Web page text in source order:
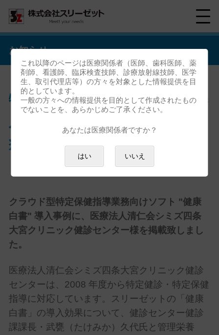
お知らせ
特定保健指導実施機関向けの導
療法人清仁会シミズ四条大宮ク
リニック健診センター様>
クラウド型特定保健指導業務向けソフト "健康
白書" 導入事例に、医療法人清仁会シミズ四条
大宮クリニック健診センター様を掲載致しまし
た。
医療法人清仁会シミズ四条大宮クリニック健診
センターは、2008 年度から特定健診・特定保健
指導に対応しています。スリーゼットの「健康
白書」の導入効果について、健診センター健診
課課長・武甕（たけみか）久代氏と管理栄養
これ以降のページは医療関係者（医師、歯科医師、薬
剤師、看護師、臨床検査技師、診療放射線技師、医学
生、取引代理店等）の方々を対象とした情報提供を目
的としています。
一般の方々への情報提供を目的として作成されたもの
でないことを、あらかじめご了承ください。
あなたは医療関係者ですか？
はい いいえ